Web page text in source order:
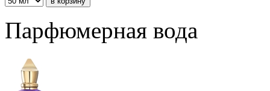
Парфюмерная вода